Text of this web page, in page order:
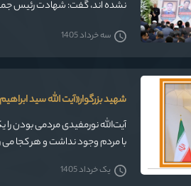
نشده اند، گفت: شهادت رئیس
سه خرداد 1405
شهید بزرگوار«آیت الله سید
آیت‌الله نورمفیدی مردمی بودن
با مردم وجود نداشت و هر کجا می
یک خرداد 1405